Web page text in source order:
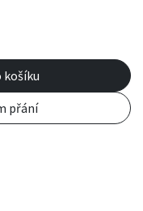
košíku
přání